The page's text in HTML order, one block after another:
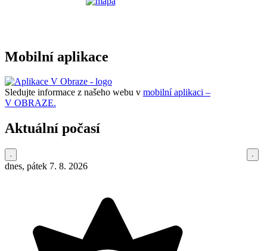
Mobilní aplikace
Sledujte informace z našeho webu v mobilní aplikaci –
V OBRAZE.
Aktuální počasí
dnes, pátek 7. 8. 2026